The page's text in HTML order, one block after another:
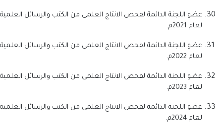
عضو اللجنة الدائمة لفحص الانتاج العلمي من الكتب والرسائل العلمية
لعام 2021م.
عضو اللجنة الدائمة لفحص الانتاج العلمي من الكتب والرسائل العلمية
لعام 2022م.
عضو اللجنة الدائمة لفحص الانتاج العلمي من الكتب والرسائل العلمية
لعام 2023م.
عضو اللجنة الدائمة لفحص الانتاج العلمي من الكتب والرسائل العلمية
لعام 2024م.